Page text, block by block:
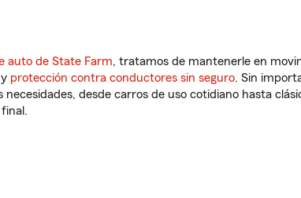
auto de State Farm, tratamos de mantenerle en
y protección contra conductores sin seguro. Sin
desde carros de uso cotidiano hasta